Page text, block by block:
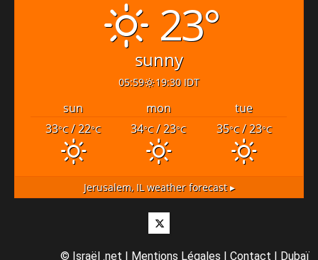
23°
sunny
05:59 19:30 IDT
sun mon
tue
33°C/ 22°C 34°C/ 23°C 35°C/ 23°C
Jerusalem, ILweather forecast ▸
Twitter
© Israël .net | Mentions Légales | Contact | Dubaï